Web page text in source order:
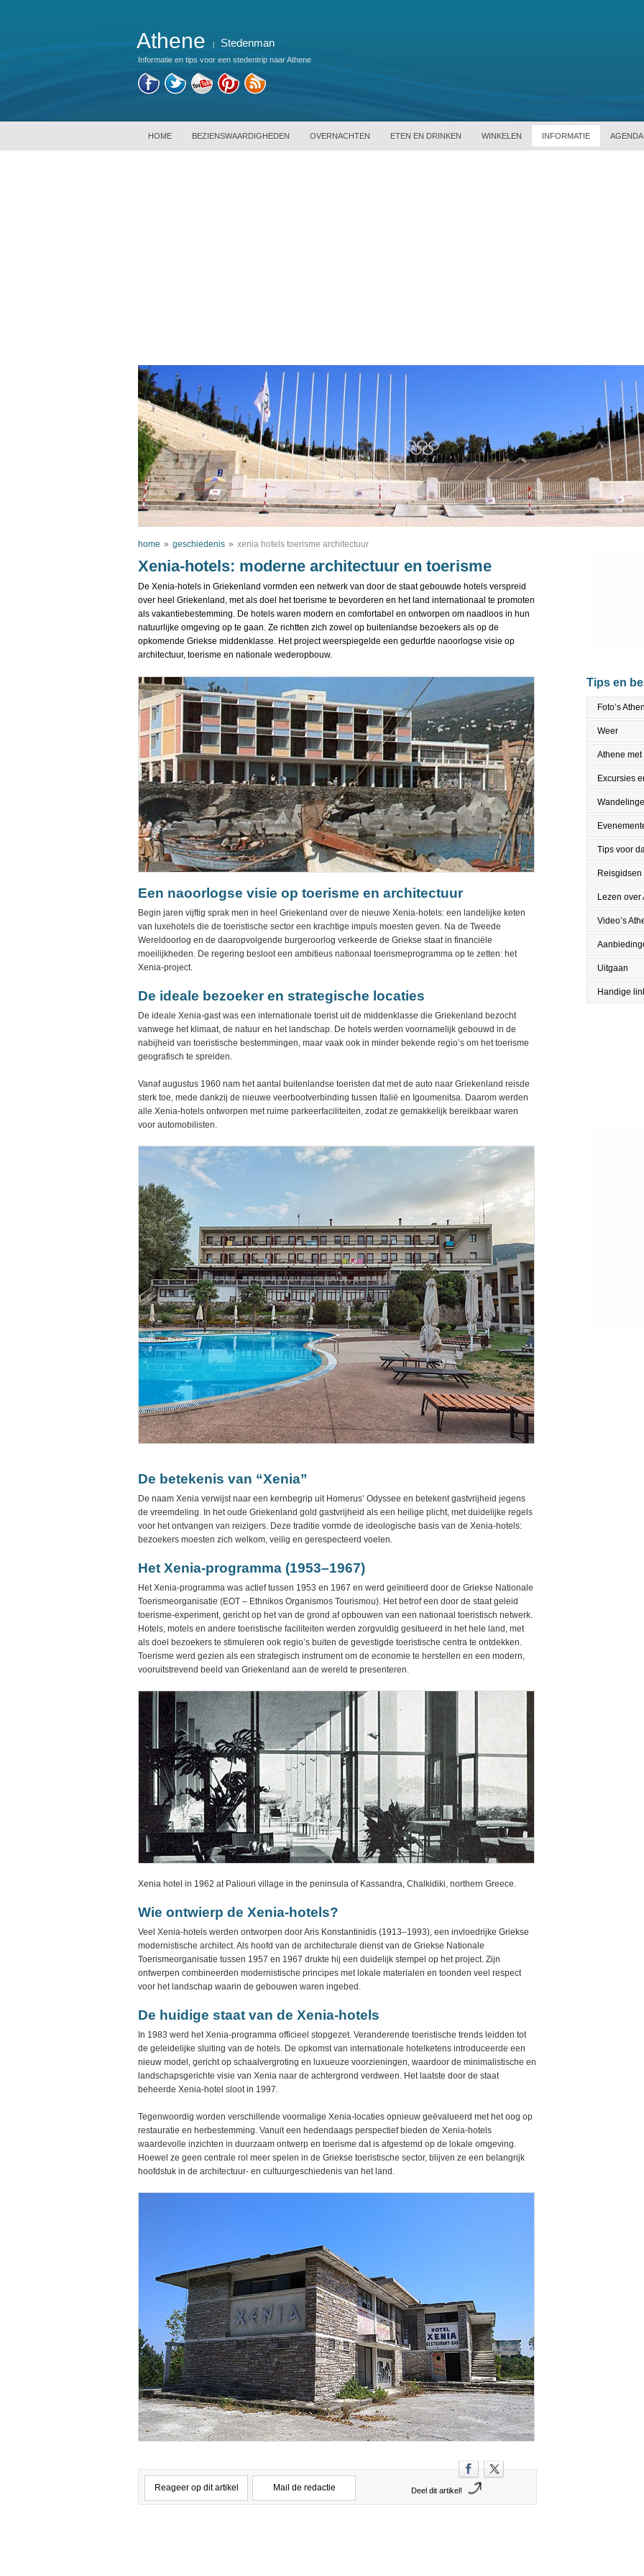
Athene Stedenman
Informatie en tips voor een stedentrip naar Athene
HOME BEZIENSWAARDIGHEDEN OVERNACHTEN ETEN EN DRINKEN WINKELEN INFORMATIE AGENDA
home » geschiedenis » xenia hotels toerisme architectuur
Xenia-hotels: moderne architectuur en toerisme
De Xenia-hotels in Griekenland vormden een netwerk van door de staat gebouwde hotels verspreid
over heel Griekenland, met als doel het toerisme te bevorderen en het land internationaal te promoten
als vakantiebestemming. De hotels waren modern en comfortabel en ontworpen om naadloos in hun
natuurlijke omgeving op te gaan. Ze richtten zich zowel op buitenlandse bezoekers als op de
opkomende Griekse middenklasse. Het project weerspiegelde een gedurfde naoorlogse visie op
architectuur, toerisme en nationale wederopbouw.
Een naoorlogse visie op toerisme en architectuur
Begin jaren vijftig sprak men in heel Griekenland over de nieuwe Xenia-hotels: een landelijke keten
van luxehotels die de toeristische sector een krachtige impuls moesten geven. Na de Tweede
Wereldoorlog en de daaropvolgende burgeroorlog verkeerde de Griekse staat in financiële
moeilijkheden. De regering besloot een ambitieus nationaal toerismeprogramma op te zetten: het
Xenia-project.
De ideale bezoeker en strategische locaties
De ideale Xenia-gast was een internationale toerist uit de middenklasse die Griekenland bezocht
vanwege het klimaat, de natuur en het landschap. De hotels werden voornamelijk gebouwd in de
nabijheid van toeristische bestemmingen, maar vaak ook in minder bekende regio’s om het toerisme
geografisch te spreiden.
Vanaf augustus 1960 nam het aantal buitenlandse toeristen dat met de auto naar Griekenland reisde
sterk toe, mede dankzij de nieuwe veerbootverbinding tussen Italië en Igoumenitsa. Daarom werden
alle Xenia-hotels ontworpen met ruime parkeerfaciliteiten, zodat ze gemakkelijk bereikbaar waren
voor automobilisten.
De betekenis van “Xenia”
De naam Xenia verwijst naar een kernbegrip uit Homerus’ Odyssee en betekent gastvrijheid jegens
de vreemdeling. In het oude Griekenland gold gastvrijheid als een heilige plicht, met duidelijke regels
voor het ontvangen van reizigers. Deze traditie vormde de ideologische basis van de Xenia-hotels:
bezoekers moesten zich welkom, veilig en gerespecteerd voelen.
Het Xenia-programma (1953–1967)
Het Xenia-programma was actief tussen 1953 en 1967 en werd geïnitieerd door de Griekse Nationale
Toerismeorganisatie (EOT – Ethnikos Organismos Tourismou). Het betrof een door de staat geleid
toerisme-experiment, gericht op het van de grond af opbouwen van een nationaal toeristisch netwerk.
Hotels, motels en andere toeristische faciliteiten werden zorgvuldig gesitueerd in het hele land, met
als doel bezoekers te stimuleren ook regio’s buiten de gevestigde toeristische centra te ontdekken.
Toerisme werd gezien als een strategisch instrument om de economie te herstellen en een modern,
vooruitstrevend beeld van Griekenland aan de wereld te presenteren.
Xenia hotel in 1962 at Paliouri village in the peninsula of Kassandra, Chalkidiki, northern Greece.
Wie ontwierp de Xenia-hotels?
Veel Xenia-hotels werden ontworpen door Aris Konstantinidis (1913–1993), een invloedrijke Griekse
modernistische architect. Als hoofd van de architecturale dienst van de Griekse Nationale
Toerismeorganisatie tussen 1957 en 1967 drukte hij een duidelijk stempel op het project. Zijn
ontwerpen combineerden modernistische principes met lokale materialen en toonden veel respect
voor het landschap waarin de gebouwen waren ingebed.
De huidige staat van de Xenia-hotels
In 1983 werd het Xenia-programma officieel stopgezet. Veranderende toeristische trends leidden tot
de geleidelijke sluiting van de hotels. De opkomst van internationale hotelketens introduceerde een
nieuw model, gericht op schaalvergroting en luxueuze voorzieningen, waardoor de minimalistische en
landschapsgerichte visie van Xenia naar de achtergrond verdween. Het laatste door de staat
beheerde Xenia-hotel sloot in 1997.
Tegenwoordig worden verschillende voormalige Xenia-locaties opnieuw geëvalueerd met het oog op
restauratie en herbestemming. Vanuit een hedendaags perspectief bieden de Xenia-hotels
waardevolle inzichten in duurzaam ontwerp en toerisme dat is afgestemd op de lokale omgeving.
Hoewel ze geen centrale rol meer spelen in de Griekse toeristische sector, blijven ze een belangrijk
hoofdstuk in de architectuur- en cultuurgeschiedenis van het land.
Reageer op dit artikel Mail de redactie Deel dit artikel!
Tips en
Foto’s
Weer
Athene
Excursies
Tips voor
Reisgidsen
Lezen over
Video’s
Uitgaan
Handige